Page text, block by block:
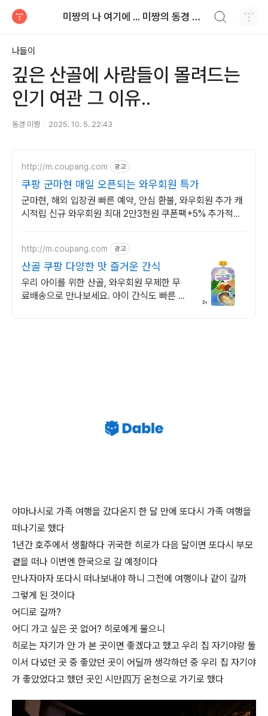
미짱의 나 여기에 ... 미짱의 동경 생활
나들이
깊은 산골에 사람들이 몰려드는
인기 여관 그 이유..
동경 미짱 2025. 10. 5. 22:43
http://m.coupang.com 광고
쿠팡 군마현 매일 오픈되는 와우회원 특가
군마현, 해외 입장권 빠른 예약, 안심 환불, 와우회원 추가 캐
시적립 신규 와우회원 최대 2만3천원 쿠폰팩+5% 추가적립
http://m.coupang.com 광고
산골 쿠팡 다양한 맛 즐거운 간식
우리 아이를 위한 산골, 와우회원 무제한 무
료배송으로 만나보세요. 아이 간식도 빠른 로
야마나시로 가족 여행을 갔다온지 한 달 만에 또다시 가족 여행을
떠나기로 했다
1년간 호주에서 생활하다 귀국한 히로가 다음 달이면 또다시 부모
곁을 떠나 이번엔 한국으로 갈 예정이다
만나자마자 또다시 떠나보내야 하니 그전에 여행이나 같이 갈까
그렇게 된 것이다
어디로 갈까?
어디 가고 싶은 곳 없어? 히로에게 물으니
히로는 자기가 안 가 본 곳이면 좋겠다고 했고 우리 집 자기야랑 둘
이서 다녔던 곳 중 좋았던 곳이 어딜까 생각하던 중 우리 집 자기야
가 좋았었다고 했던 곳인 시만四万 온천으로 가기로 했다